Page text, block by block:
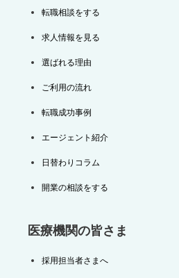
転職相談をする
求人情報を見る
選ばれる理由
ご利用の流れ
転職成功事例
エージェント紹介
日替わりコラム
開業の相談をする
医療機関の皆さま
採用担当者さまへ